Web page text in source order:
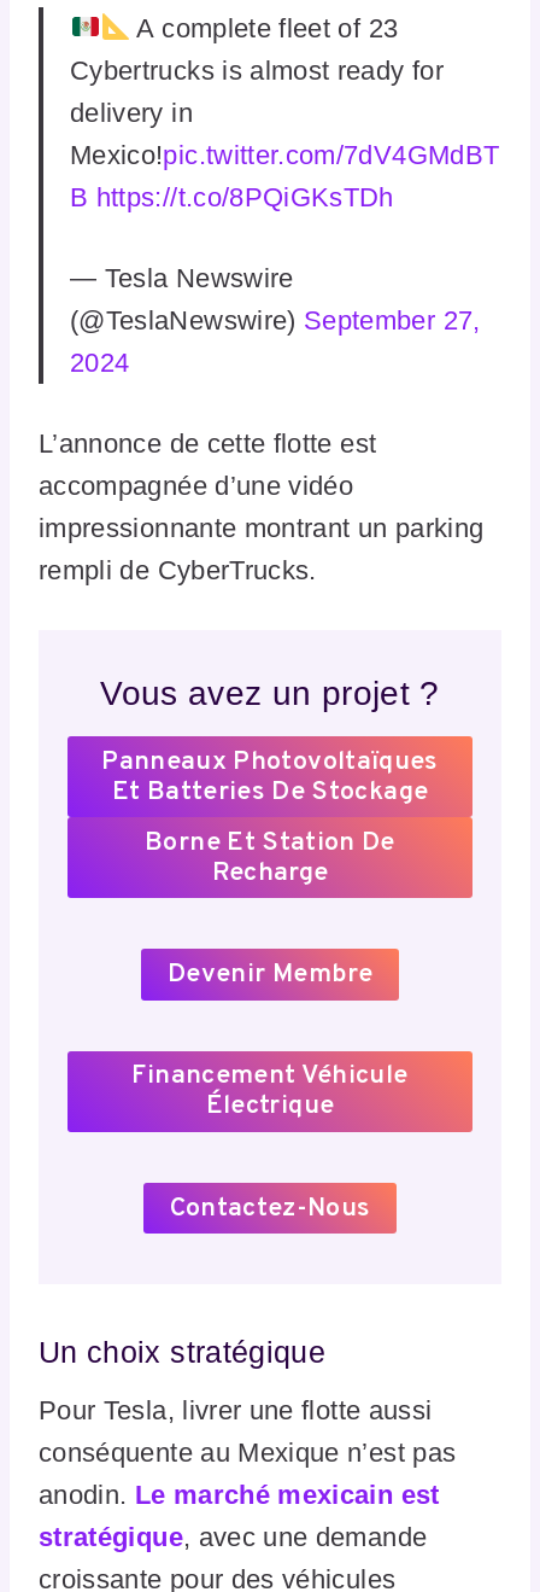
A complete fleet of 23
Cybertrucks is almost ready for
delivery in
Mexico!pic.twitter.com/7dV4GMdBT
B https://t.co/8PQiGKsTDh
— Tesla Newswire
(@TeslaNewswire) September 27,
2024
L’annonce de cette flotte est
accompagnée d’une vidéo
impressionnante montrant un parking
rempli de CyberTrucks.
Vous avez un projet ?
Panneaux Photovoltaïques
Et Batteries De Stockage
Borne Et Station De
Recharge
Devenir Membre
Financement Véhicule
Électrique
Contactez-Nous
Un choix stratégique
Pour Tesla, livrer une flotte aussi
conséquente au Mexique n’est pas
anodin. Le marché mexicain est
stratégique, avec une demande
croissante pour des véhicules